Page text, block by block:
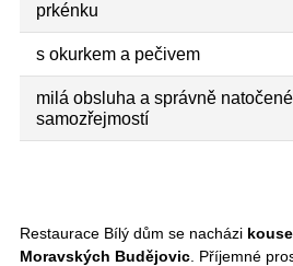
prkénku
s okurkem a pečivem
milá obsluha a správně
samozřejmostí
Restaurace Bílý dům se nacházi
Moravských Budějovic. Příjemné